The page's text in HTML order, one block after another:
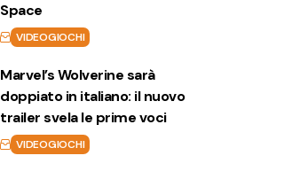
Space
VIDEOGIOCHI
Marvel’s Wolverine sarà
doppiato in italiano: il nuovo
trailer svela le prime voci
VIDEOGIOCHI